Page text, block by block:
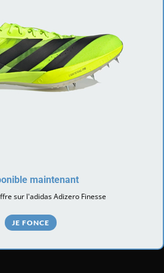
maintenant
sur l'adidas Adizero Finesse
JE FONCE